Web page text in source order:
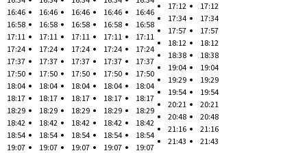
16:46
16:58
17:11
17:24
17:37
17:50
18:04
18:17
18:29
18:42
18:54
19:07
16:46
16:58
17:11
17:24
17:37
17:50
18:04
18:17
18:29
18:42
18:54
19:07
16:46
16:58
17:11
17:24
17:37
17:50
18:04
18:17
18:29
18:42
18:54
19:07
16:46
16:58
17:11
17:24
17:37
17:50
18:04
18:17
18:29
18:42
18:54
19:07
16:46
16:58
17:11
17:24
17:37
17:50
18:04
18:17
18:29
18:42
18:54
19:07
17:12
17:34
17:57
18:12
18:38
19:04
19:29
19:54
20:21
20:48
21:16
21:43
17:12
17:34
17:57
18:12
18:38
19:04
19:29
19:54
20:21
20:48
21:16
21:43